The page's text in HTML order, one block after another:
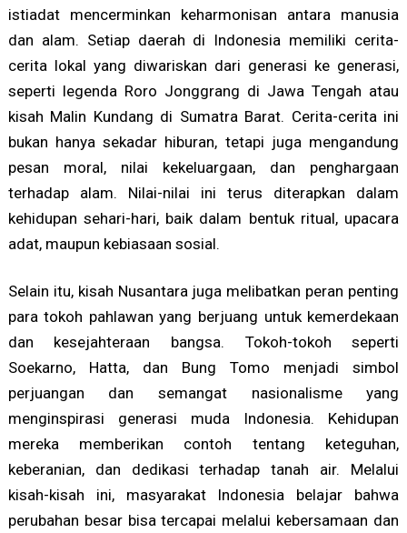
istiadat mencerminkan keharmonisan antara manusia
dan alam. Setiap daerah di Indonesia memiliki cerita-
cerita lokal yang diwariskan dari generasi ke generasi,
seperti legenda Roro Jonggrang di Jawa Tengah atau
kisah Malin Kundang di Sumatra Barat. Cerita-cerita ini
bukan hanya sekadar hiburan, tetapi juga mengandung
pesan moral, nilai kekeluargaan, dan penghargaan
terhadap alam. Nilai-nilai ini terus diterapkan dalam
kehidupan sehari-hari, baik dalam bentuk ritual, upacara
adat, maupun kebiasaan sosial.
Selain itu, kisah Nusantara juga melibatkan peran penting
para tokoh pahlawan yang berjuang untuk kemerdekaan
dan kesejahteraan bangsa. Tokoh-tokoh seperti
Soekarno, Hatta, dan Bung Tomo menjadi simbol
perjuangan dan semangat nasionalisme yang
menginspirasi generasi muda Indonesia. Kehidupan
mereka memberikan contoh tentang keteguhan,
keberanian, dan dedikasi terhadap tanah air. Melalui
kisah-kisah ini, masyarakat Indonesia belajar bahwa
perubahan besar bisa tercapai melalui kebersamaan dan